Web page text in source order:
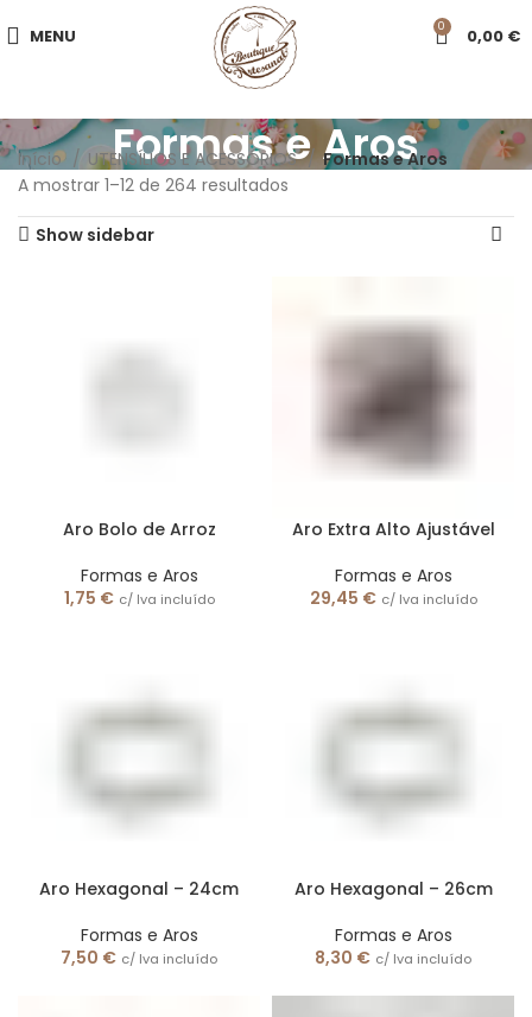
MENU 0 0,00 €
Formas e Aros
Início UTENSÍLIOS E ACESSÓRIOS
Formas e Aros
A mostrar 1–12 de 264 resultados
Show sidebar
Aro Bolo de Arroz
Formas e Aros
1,75 € c/ Iva incluído
Aro Extra Alto Ajustável
Formas e Aros
29,45 € c/ Iva incluído
Aro Hexagonal – 24cm
Formas e Aros
7,50 € c/ Iva incluído
Aro Hexagonal – 26cm
Formas e Aros
8,30 € c/ Iva incluído